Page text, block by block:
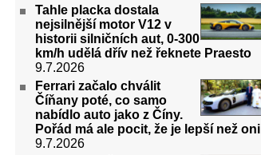
Tahle placka dostala
nejsilnější motor V12 v
historii silničních aut, 0-300
km/h udělá dřív než řeknete Praesto
9.7.2026
Ferrari začalo chválit
Číňany poté, co samo
nabídlo auto jako z Číny.
Pořád má ale pocit, že je lepší než oni
9.7.2026